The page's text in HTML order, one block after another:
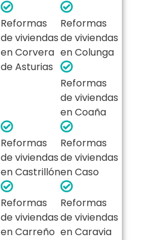
Reformas
de viviendas
en Corvera
de Asturias
Reformas
de viviendas
en Colunga
Reformas
de viviendas
en Coaña
Reformas
de viviendas
en Castrillón
Reformas
de viviendas
en Caso
Reformas
de viviendas
en Carreño
Reformas
de viviendas
en Caravia